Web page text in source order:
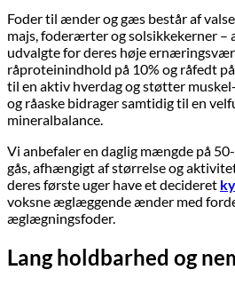
Foder til ænder og gæs består af
majs, foderærter og solsikkekerner –
udvalgte for deres høje
råproteinindhold på 10% og råfedt
til en aktiv hverdag og støtter
og råaske bidrager samtidig til en
mineralbalance.
Vi anbefaler en daglig mængde på
gås, afhængigt af størrelse og
deres første uger have et decideret
voksne æglæggende ænder med
æglægningsfoder.
Lang holdbarhed og